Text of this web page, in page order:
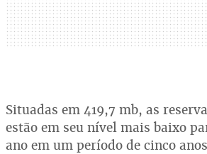
Situadas em 419,7 mb, as
estão em seu nível mais baixo
ano em um período de cinco